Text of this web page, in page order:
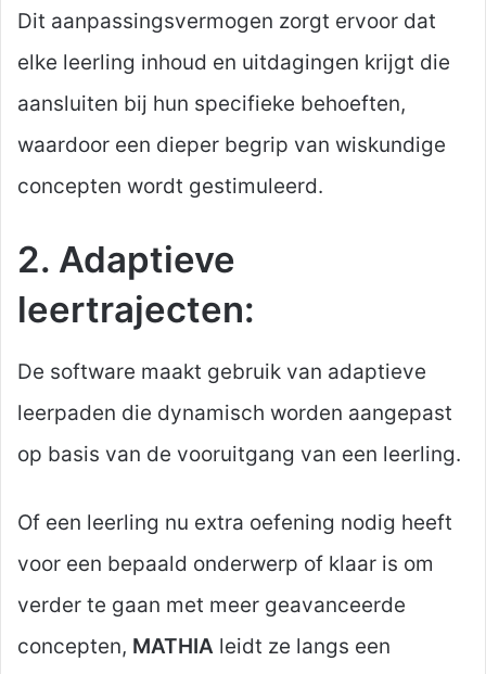
Dit aanpassingsvermogen zorgt ervoor dat
elke leerling inhoud en uitdagingen krijgt die
aansluiten bij hun specifieke behoeften,
waardoor een dieper begrip van wiskundige
concepten wordt gestimuleerd.
2. Adaptieve
leertrajecten:
De software maakt gebruik van adaptieve
leerpaden die dynamisch worden aangepast
op basis van de vooruitgang van een leerling.
Of een leerling nu extra oefening nodig heeft
voor een bepaald onderwerp of klaar is om
verder te gaan met meer geavanceerde
concepten, MATHIA leidt ze langs een